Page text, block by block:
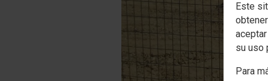
Este
su uso
Para